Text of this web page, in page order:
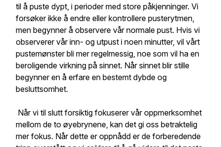
til å puste dypt, i perioder med store påkjenninger. Vi
forsøker ikke å endre eller kontrollere pusterytmen,
men begynner å observere vår normale pust. Hvis vi
observerer vår inn- og utpust i noen minutter, vil vårt
pustemønster bli mer regelmessig, noe som vil ha en
beroligende virkning på sinnet. Når sinnet blir stille
begynner en å erfare en bestemt dybde og
besluttsomhet.
Når vi til slutt forsiktig fokuserer vår oppmerksomhet
mellom de to øyebrynene, kan det gi oss betraktelig
mer fokus. Når dette er oppnådd er de forberedende